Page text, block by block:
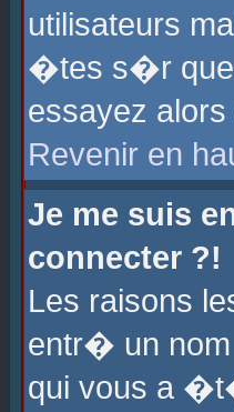
utilisateurs
�tes s�r que
essayez
Revenir en
Je me suis
connecter ?!
Les raisons
entr� un
qui vous a